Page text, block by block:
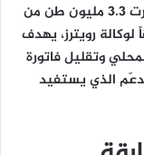
أعلنت وزارة الزراعة المصرية أن الحكومة اشترت 3.3 مليون طن من
رويترز، يهدف
وتقليل فاتورة
الذي يستفيد